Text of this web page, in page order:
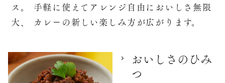
ス。
手軽に使えてアレンジ自由においしさ無限
大、
カレーの新しい楽しみ方が広がります。
おいしさのひみ
つ